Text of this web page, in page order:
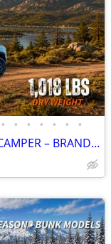
• • • • • • •
🔥 LIGHTWEIGHT SHORTBED TRUCK CAMPER – BRAND NEW 2026 SUNTREK 550